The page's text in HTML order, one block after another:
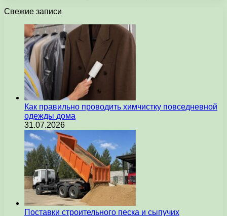
Свежие записи
Как правильно проводить химчистку повседневной
одежды дома
31.07.2026
Поставки строительного песка и сыпучих